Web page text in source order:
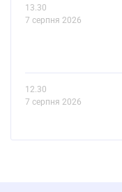
13.30
7 серпня 2026
12.30
7 серпня 2026